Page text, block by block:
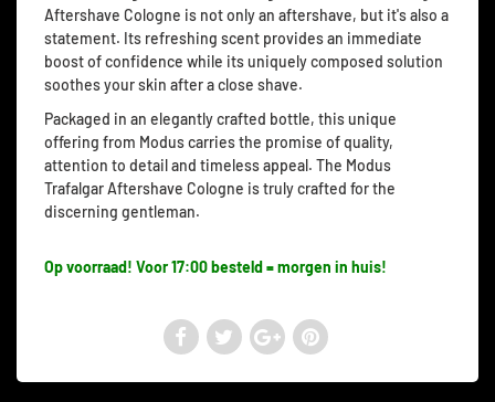
Aftershave Cologne is not only an aftershave, but it's also a
statement. Its refreshing scent provides an immediate
boost of confidence while its uniquely composed solution
soothes your skin after a close shave.
Packaged in an elegantly crafted bottle, this unique
offering from Modus carries the promise of quality,
attention to detail and timeless appeal. The Modus
Trafalgar Aftershave Cologne is truly crafted for the
discerning gentleman.
Op voorraad! Voor 17:00 besteld = morgen in huis!